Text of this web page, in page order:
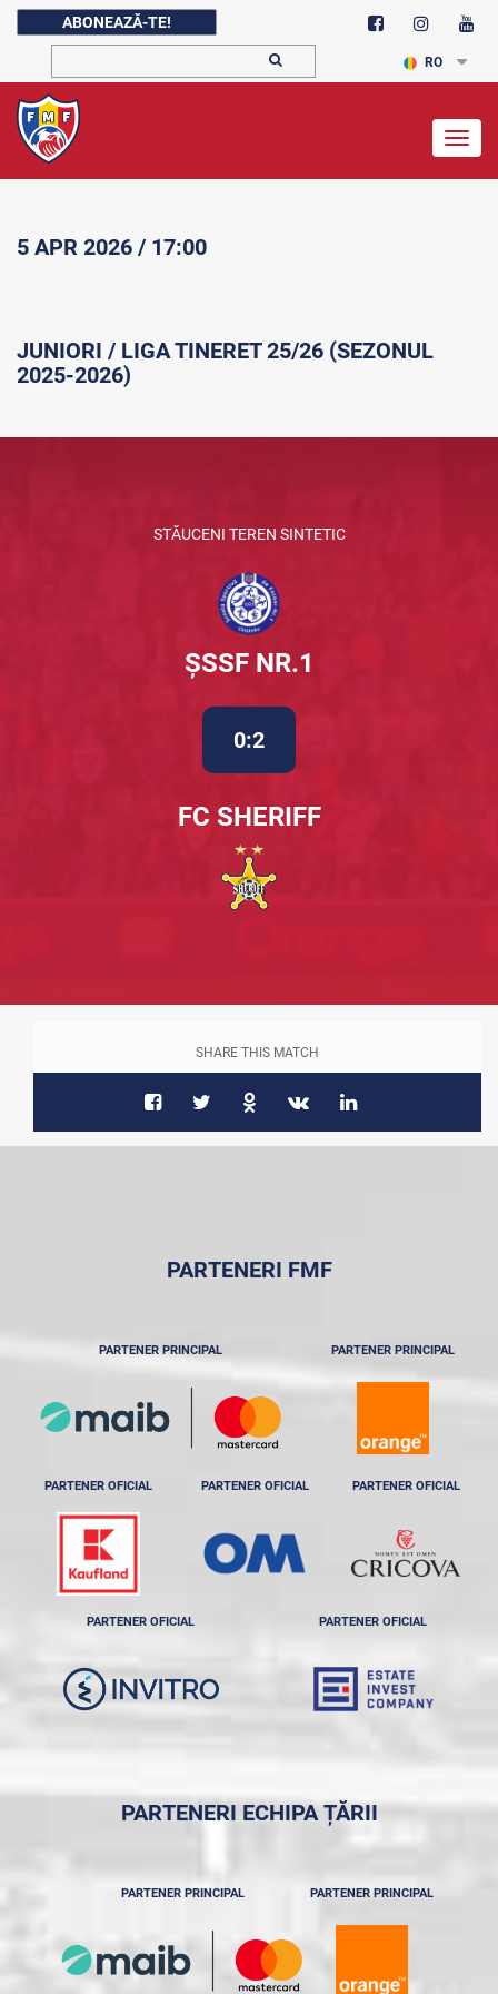
ABONEAZĂ-TE!
RO
5 APR 2026 / 17:00
JUNIORI / LIGA TINERET 25/26 (SEZONUL
2025-2026)
STĂUCENI TEREN SINTETIC
ȘSSF NR.1
0:2
FC SHERIFF
SHARE THIS MATCH
PARTENERI FMF
PARTENER PRINCIPAL PARTENER PRINCIPAL
PARTENER OFICIAL PARTENER OFICIAL PARTENER OFICIAL
PARTENER OFICIAL PARTENER OFICIAL
PARTENERI ECHIPA ȚĂRII
PARTENER PRINCIPAL PARTENER PRINCIPAL